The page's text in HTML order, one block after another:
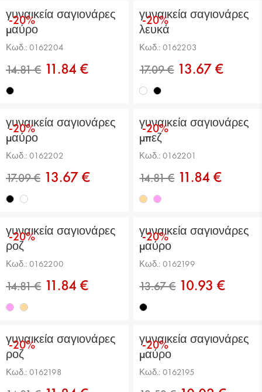
-20%
γυναικεία σαγιονάρες
μαύρο
Κωδ.: 0162204
14.81 €
11.84 €
-20%
γυναικεία σαγιονάρες
λευκά
Κωδ.: 0162203
17.09 €
13.67 €
-20%
γυναικεία σαγιονάρες
μαύρο
Κωδ.: 0162202
17.09 €
13.67 €
-20%
γυναικεία σαγιονάρες
μπεζ
Κωδ.: 0162201
14.81 €
11.84 €
-20%
γυναικεία σαγιονάρες
ροζ
Κωδ.: 0162200
11.84 €
-20%
γυναικεία σαγιονάρες
μαύρο
Κωδ.: 0162199
10.93 €
-20%
γυναικεία σαγιονάρες
ροζ
Κωδ.: 0162198
-20%
γυναικεία σαγιονάρες
μαύρο
Κωδ.: 0162195